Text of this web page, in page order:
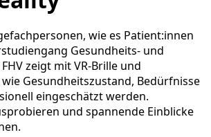
wie es Patient:innen
Gesundheits- und
zeigt mit VR-Brille und
Gesundheitszustand, Bedürfnisse
eingeschätzt werden.
und spannende Einblicke